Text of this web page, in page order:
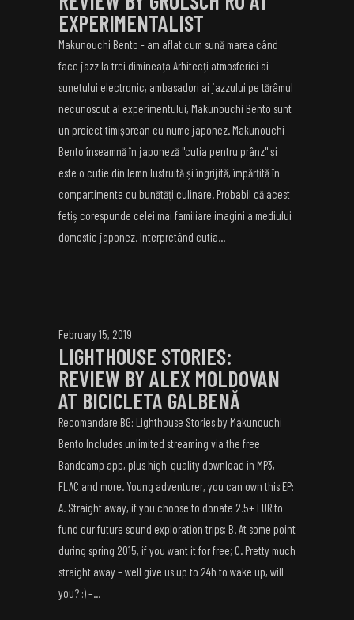
EXPERIMENTALIST
Makunouchi Bento - am aflat cum sună marea când
face jazz la trei dimineața Arhitecți atmosferici ai
sunetului electronic, ambasadori ai jazzului pe tărâmul
necunoscut al experimentului, Makunouchi Bento sunt
un proiect timișorean cu nume japonez. Makunouchi
Bento înseamnă în japoneză "cutia pentru prânz" și
este o cutie din lemn lustruită și îngrijită, împărțită în
compartimente cu bunătăți culinare. Probabil că acest
fetiș corespunde celei mai familiare imagini a mediului
domestic japonez. Interpretând cutia...
February 15, 2019
LIGHTHOUSE STORIES:
REVIEW BY ALEX MOLDOVAN
AT BICICLETA GALBENĂ
Recomandare BG: Lighthouse Stories by Makunouchi
Bento Includes unlimited streaming via the free
Bandcamp app, plus high-quality download in MP3,
FLAC and more. Young adventurer, you can own this EP:
A. Straight away, if you choose to donate 2.5+ EUR to
fund our future sound exploration trips; B. At some point
during spring 2015, if you want it for free; C. Pretty much
straight away – well give us up to 24h to wake up, will
you? :) –...